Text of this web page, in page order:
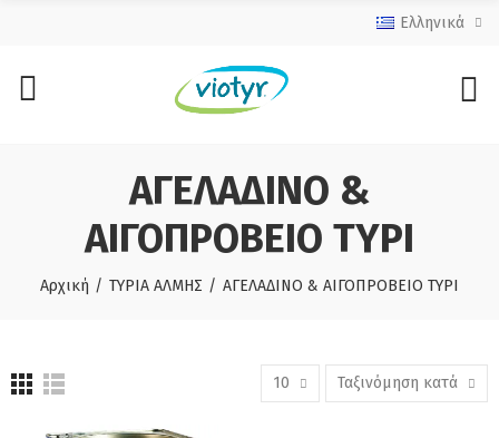
Ελληνικά
ΑΓΕΛΑΔΙΝΟ &
ΑΙΓΟΠΡΟΒΕΙΟ ΤΥΡΙ
Αρχική ΤΥΡΙΑ ΑΛΜΗΣ ΑΓΕΛΑΔΙΝΟ & ΑΙΓΟΠΡΟΒΕΙΟ ΤΥΡΙ
10 Ταξινόμηση κατά